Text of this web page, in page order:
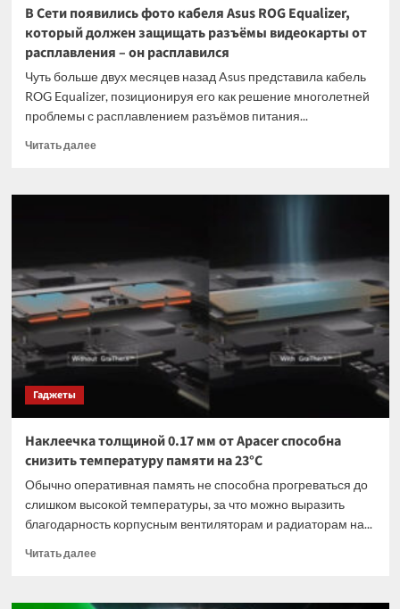
В Сети появились фото кабеля Asus ROG Equalizer,
который должен защищать разъёмы видеокарты от
расплавления – он расплавился
Чуть больше двух месяцев назад Asus представила кабель
ROG Equalizer, позиционируя его как решение многолетней
проблемы с расплавлением разъёмов питания...
Читать далееПрочитать
В
кабеля
Asus
ROG
Equalizer,
который
должен
защищать
–
он
расплавился
Гаджеты
Наклеечка толщиной 0.17 мм от Apacer способна
снизить температуру памяти на 23°C
Обычно оперативная память не способна прогреваться до
слишком высокой температуры, за что можно выразить
благодарность корпусным вентиляторам и радиаторам на...
Читать далееПрочитать
Наклеечка